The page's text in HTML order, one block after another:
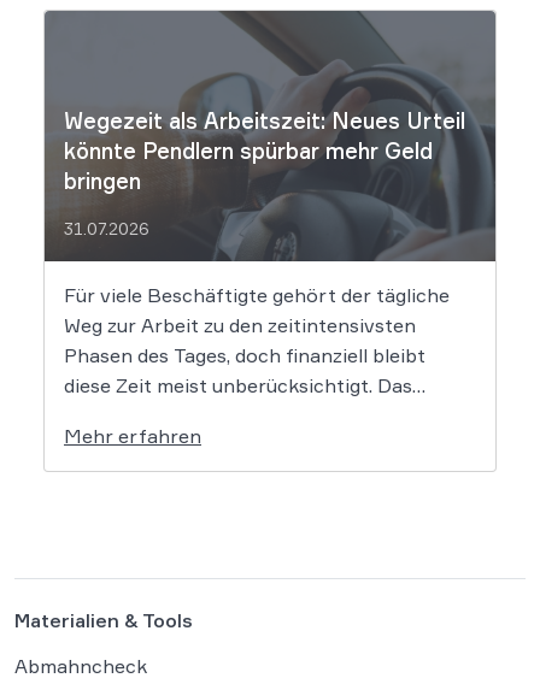
Algorithmen in der Kreativbranche
komplexe juristische Fragen auf. Das
Urheberrecht, das Markenrecht und das
Patentrecht […]
Wegezeit als Arbeitszeit: Neues Urteil
könnte Pendlern spürbar mehr Geld
bringen
31.07.2026
Für viele Beschäftigte gehört der tägliche
Weg zur Arbeit zu den zeitintensivsten
Phasen des Tages, doch finanziell bleibt
diese Zeit meist unberücksichtigt. Das
in die Debatte bringen und vielen
Arbeitnehmern den Weg zu einer Vergütung
Mehr erfahren
Materialien & Tools
Abmahncheck